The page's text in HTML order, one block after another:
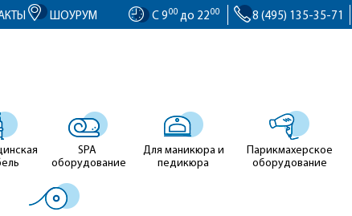
ШОУРУМ С 900 до 2200 8 (495) 135-35-71
SPA
оборудование
Для маникюра и
педикюра
Парикмахерское
оборудование